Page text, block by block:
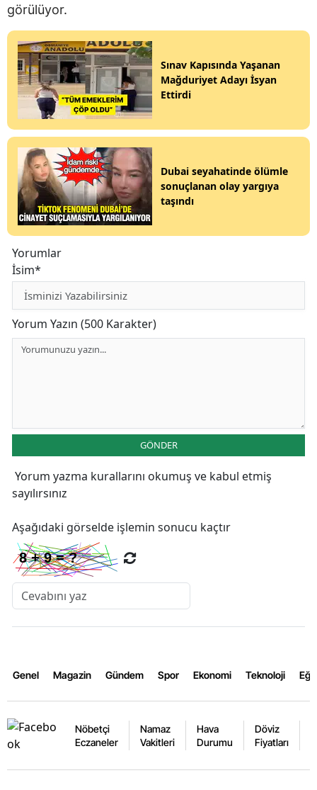
görülüyor.
Sınav Kapısında Yaşanan
Mağduriyet Adayı İsyan
Ettirdi
Dubai seyahatinde ölümle
sonuçlanan olay yargıya
taşındı
Yorumlar
İsim*
Yorum Yazın (500 Karakter)
GÖNDER
Yorum yazma kurallarını okumuş ve kabul etmiş
sayılırsınız
Aşağıdaki görselde işlemin sonucu kaçtır
Genel Magazin Gündem Spor Ekonomi Teknoloji
Nöbetçi
Eczaneler
Namaz
Vakitleri
Hava
Durumu
Döviz
Fiyatları